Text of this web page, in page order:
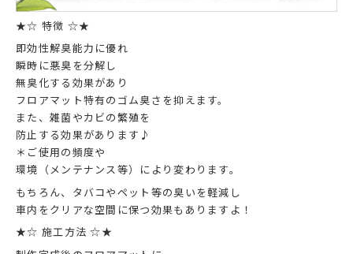
★☆ 特徴 ☆★
即効性解臭能力に優れ
瞬時に悪臭を分解し
無臭化する効果があり
フロアマット特有のゴム臭さを抑えます。
また、雑菌やカビの繁殖を
防止する効果があります♪
＊ご使用の頻度や
環境（メンテナンス等）により変わります。
もちろん、タバコやペット等の臭いを軽減し
車内をクリアな空間に保つ効果もありますよ！
★☆ 施工方法 ☆★